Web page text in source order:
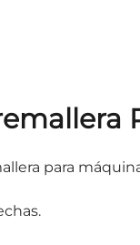
para